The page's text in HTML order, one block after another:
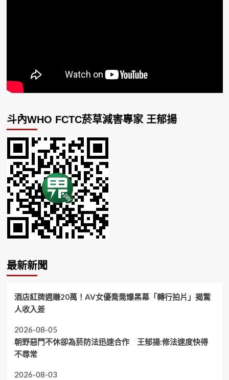
斗內WHO FCTC菸草減害專家 王郁揚
最新新聞
酒店紅牌週賺20萬！AV女優喬喬爆黑幕「轉行拍片」揭驚
人收入差
2026-08-05
朝野惡鬥不休卻為菸防法迅速合作 王郁揚:修法速度快得
不尋常
2026-08-03